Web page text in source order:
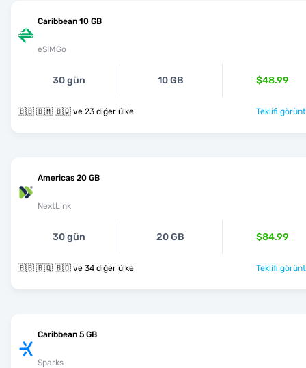
Caribbean 10 GB
eSIMGo
30 gün 10 GB $48.99
🇧🇧 🇧🇲 🇧🇶 ve 23 diğer ülke Teklifi
Americas 20 GB
NextLink
30 gün 20 GB $84.99
🇧🇧 🇧🇶 🇧🇴 ve 34 diğer ülke Teklifi
Caribbean 5 GB
Sparks